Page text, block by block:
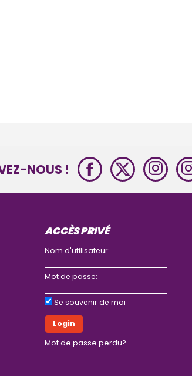
NOUS !
ACCÈS PRIVÉ
Nom d'utilisateur:
Mot de passe:
Se souvenir de moi
Mot de passe perdu?